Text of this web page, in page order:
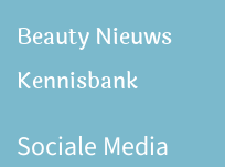
Beauty Nieuws
Kennisbank
Sociale Media